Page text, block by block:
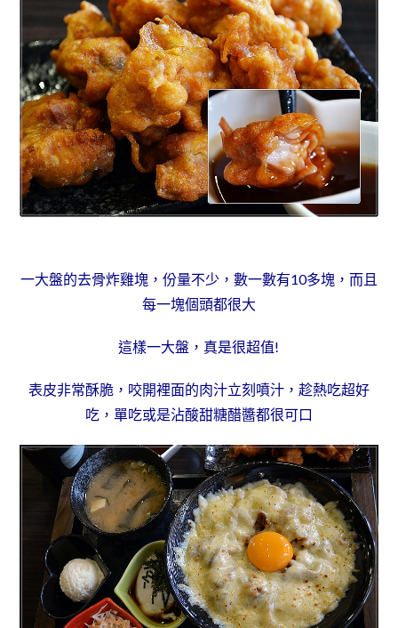
一大盤的去骨炸雞塊，份量不少，數一數有10多塊，而且
每一塊個頭都很大
這樣一大盤，真是很超值!
表皮非常酥脆，咬開裡面的肉汁立刻噴汁，趁熱吃超好
吃，單吃或是沾酸甜糖醋醬都很可口